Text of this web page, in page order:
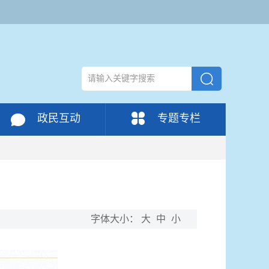
政民互动 专题专栏
字体大小： 大 中 小